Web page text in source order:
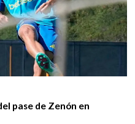
pase de Zenón en